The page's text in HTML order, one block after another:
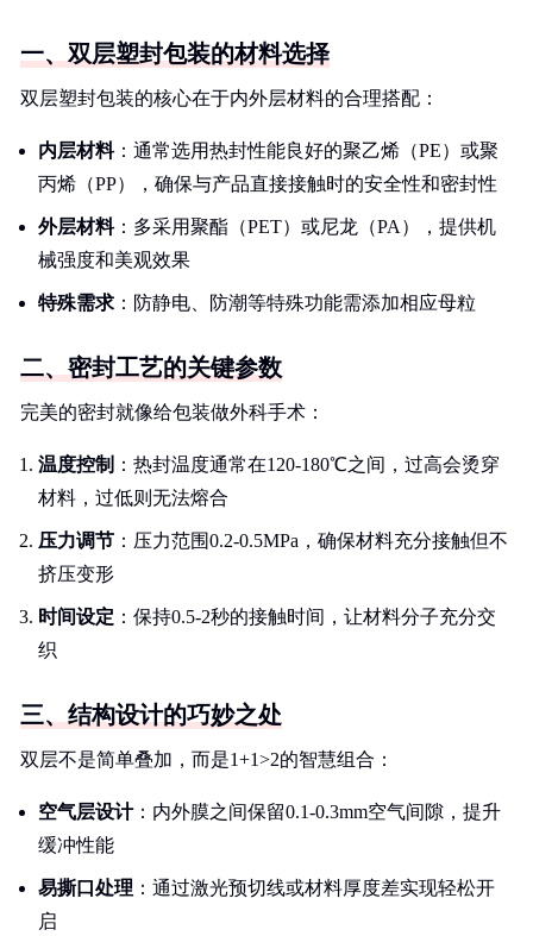
一、双层塑封包装的材料选择
双层塑封包装的核心在于内外层材料的合理搭配：
内层材料：通常选用热封性能良好的聚乙烯（PE）或聚
丙烯（PP），确保与产品直接接触时的安全性和密封性
外层材料：多采用聚酯（PET）或尼龙（PA），提供机
械强度和美观效果
特殊需求 ：防静电、防潮等特殊功能需添加相应母粒
二、密封工艺的关键参数
完美的密封就像给包装做外科手术：
温度控制 ：热封温度通常在120-180℃之间，过高会烫穿
材料，过低则无法熔合
压力调节 ：压力范围0.2-0.5MPa，确保材料充分接触但不
挤压变形
时间设定 ：保持0.5-2秒的接触时间，让材料分子充分交
织
三、结构设计的巧妙之处
双层不是简单叠加，而是1+1>2的智慧组合：
空气层设计：内外膜之间保留0.1-0.3mm空气间隙，提升
缓冲性能
易撕口处理 ：通过激光预切线或材料厚度差实现轻松开
启